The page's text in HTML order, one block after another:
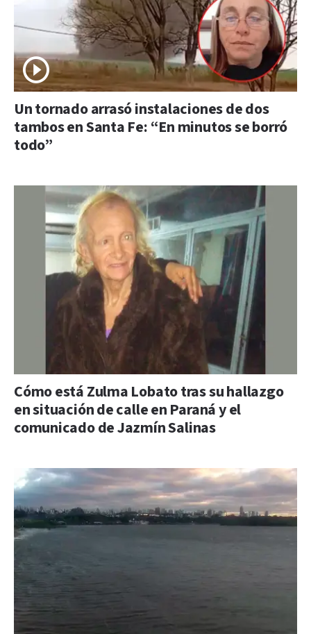
Un tornado arrasó instalaciones de dos
tambos en Santa Fe: “En minutos se borró
todo”
Cómo está Zulma Lobato tras su hallazgo
en situación de calle en Paraná y el
comunicado de Jazmín Salinas